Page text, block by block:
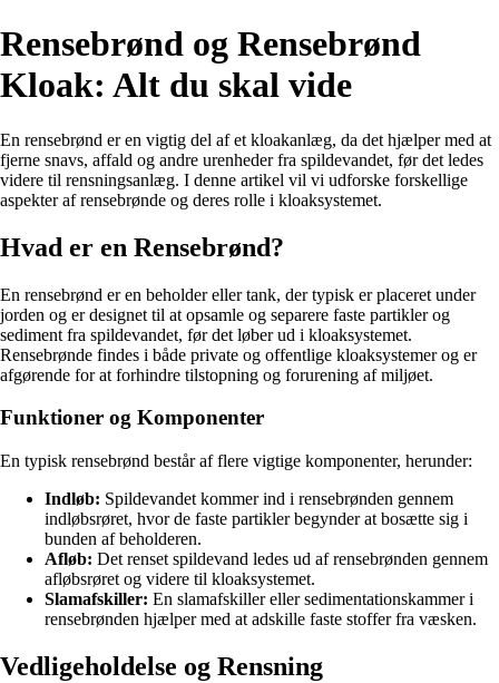
Rensebrønd og Rensebrønd
Kloak: Alt du skal vide
En rensebrønd er en vigtig del af et kloakanlæg, da det hjælper med at
fjerne snavs, affald og andre urenheder fra spildevandet, før det ledes
videre til rensningsanlæg. I denne artikel vil vi udforske forskellige
aspekter af rensebrønde og deres rolle i kloaksystemet.
Hvad er en Rensebrønd?
En rensebrønd er en beholder eller tank, der typisk er placeret under
jorden og er designet til at opsamle og separere faste partikler og
sediment fra spildevandet, før det løber ud i kloaksystemet.
Rensebrønde findes i både private og offentlige kloaksystemer og er
afgørende for at forhindre tilstopning og forurening af miljøet.
Funktioner og Komponenter
En typisk rensebrønd består af flere vigtige komponenter, herunder:
Indløb: Spildevandet kommer ind i rensebrønden gennem
indløbsrøret, hvor de faste partikler begynder at bosætte sig i
bunden af beholderen.
Afløb: Det renset spildevand ledes ud af rensebrønden gennem
afløbsrøret og videre til kloaksystemet.
Slamafskiller: En slamafskiller eller sedimentationskammer i
rensebrønden hjælper med at adskille faste stoffer fra væsken.
Vedligeholdelse og Rensning